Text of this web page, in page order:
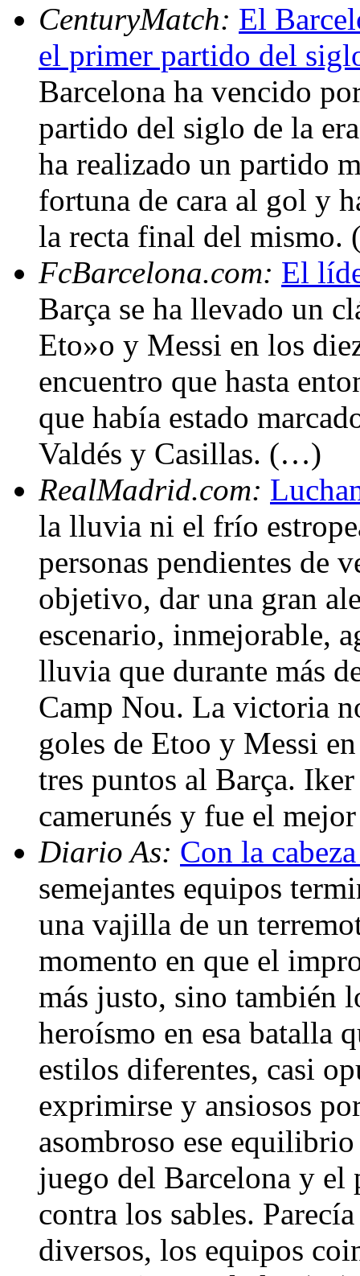
CenturyMatch: El
el primer partido del
Barcelona ha vencido
partido del siglo de la
ha realizado un partido
fortuna de cara al gol y
la recta final del
FcBarcelona.com: El
Barça se ha llevado un
Eto»o y Messi en los
encuentro que hasta
que había estado
Valdés y Casillas. (…)
RealMadrid.com:
la lluvia ni el frío
personas pendientes de
objetivo, dar una gran
escenario, inmejorable,
lluvia que durante más
Camp Nou. La victoria
goles de Etoo y Messi
tres puntos al Barça.
camerunés y fue el
Diario As: Con la
semejantes equipos
una vajilla de un
momento en que el
más justo, sino también
heroísmo en esa batalla
estilos diferentes, casi
exprimirse y ansiosos
asombroso ese
juego del Barcelona y el
contra los sables.
diversos, los equipos